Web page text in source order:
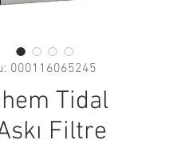
000116065245
Tidal
Filtre